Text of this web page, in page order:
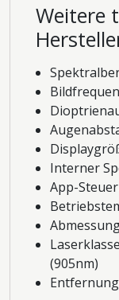
Weitere
Interner
App-
(905nm)